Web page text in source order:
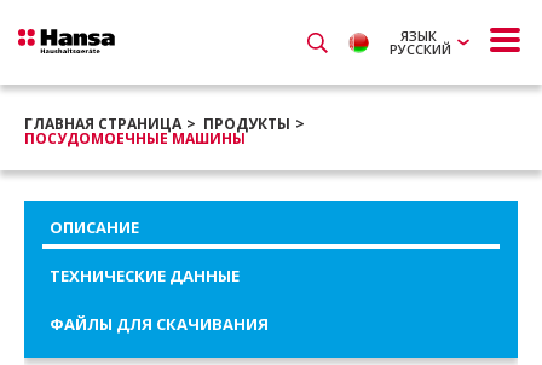
ЯЗЫК
РУССКИЙ
ГЛАВНАЯ СТРАНИЦА ПРОДУКТЫ
ПОСУДОМОЕЧНЫЕ МАШИНЫ
ОПИСАНИЕ
ТЕХНИЧЕСКИЕ ДАННЫЕ
ФАЙЛЫ ДЛЯ СКАЧИВАНИЯ